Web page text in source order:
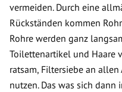
vermeiden. Durch eine
Rückständen kommen
Rohre werden ganz
Toilettenartikel und Haare
ratsam, Filtersiebe an
nutzen. Das was sich